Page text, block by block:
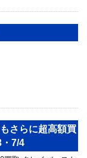
さらに超高額買
7/4